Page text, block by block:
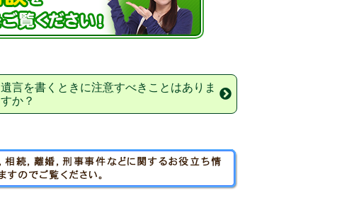
遺言を書くときに注意すべきことはありま
すか？